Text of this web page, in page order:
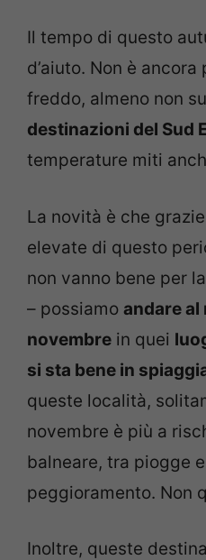
Il tempo di questo
d’aiuto. Non è
freddo, almeno non
destinazioni del Sud
temperature miti
La novità è che
elevate di questo
non vanno bene per
– possiamo andare al
novembre in quei
si sta bene in
queste località,
novembre è più a
balneare, tra piogge
peggioramento. Non
Inoltre, queste